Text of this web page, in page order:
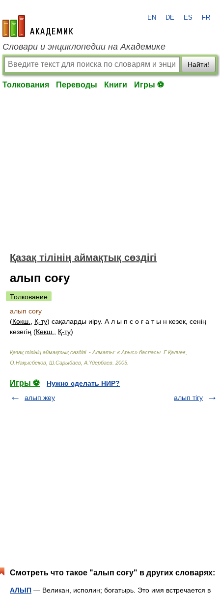
academic.ru
EN DE ES FR
Словари и энциклопедии на Академике
Найти!
Толкования Переводы Книги Игры ⚽
Қазақ тілінің аймақтық сөздігі
алып соғу
Толкование
алып соғу
(Көкш. Қ-ту) сақаларды иіру. А л ы п с о ғ а т ы н кезек, сенің
кезегің (Көкш. Қ-ту)
Қазақ тілінің аймақтық сөздігі. - Алматы: « Арыс» баспасы Ғ.Қалиев,
О.Нақысбеков, Ш.Сарыбаев, А.Үдербаев 2005
Игры ⚽
Нужно сделать НИР?
алып жеу
алып тігу
Смотреть что такое "алып соғу" в других словарях:
АЛЫП — Великан, исполин; богатырь. Это имя встречается в